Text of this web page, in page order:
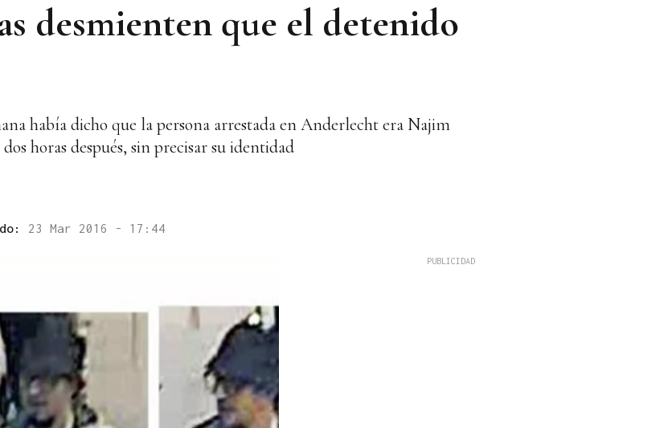
desmienten que el detenido
había dicho que la persona arrestada en Anderlecht era Najim
horas después, sin precisar su identidad
23 Mar 2016 - 17:44